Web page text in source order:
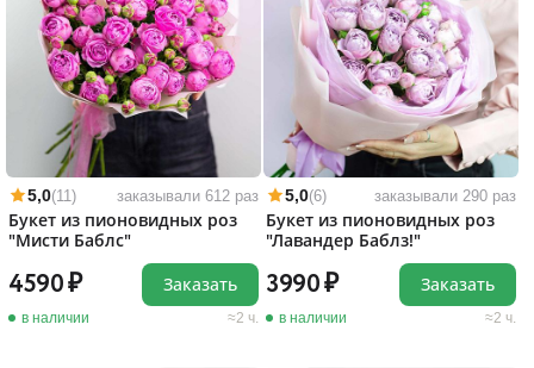
5,0(11) заказывали 612 раз
Букет из пионовидных роз
"Мисти Баблс"
4590
в наличии 2 ч.
Заказать
5,0(6) заказывали 290 раз
Букет из пионовидных роз
"Лавандер Баблз!"
3990
в наличии 2 ч.
Заказать